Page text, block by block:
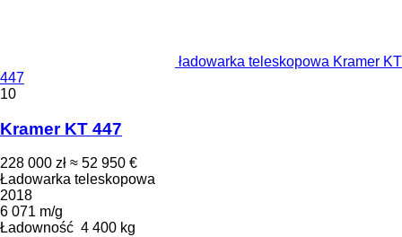
ładowarka teleskopowa Kramer KT
447
10
Kramer KT 447
228 000 zł ≈ 52 950 €
Ładowarka teleskopowa
2018
6 071 m/g
Ładowność 4 400 kg